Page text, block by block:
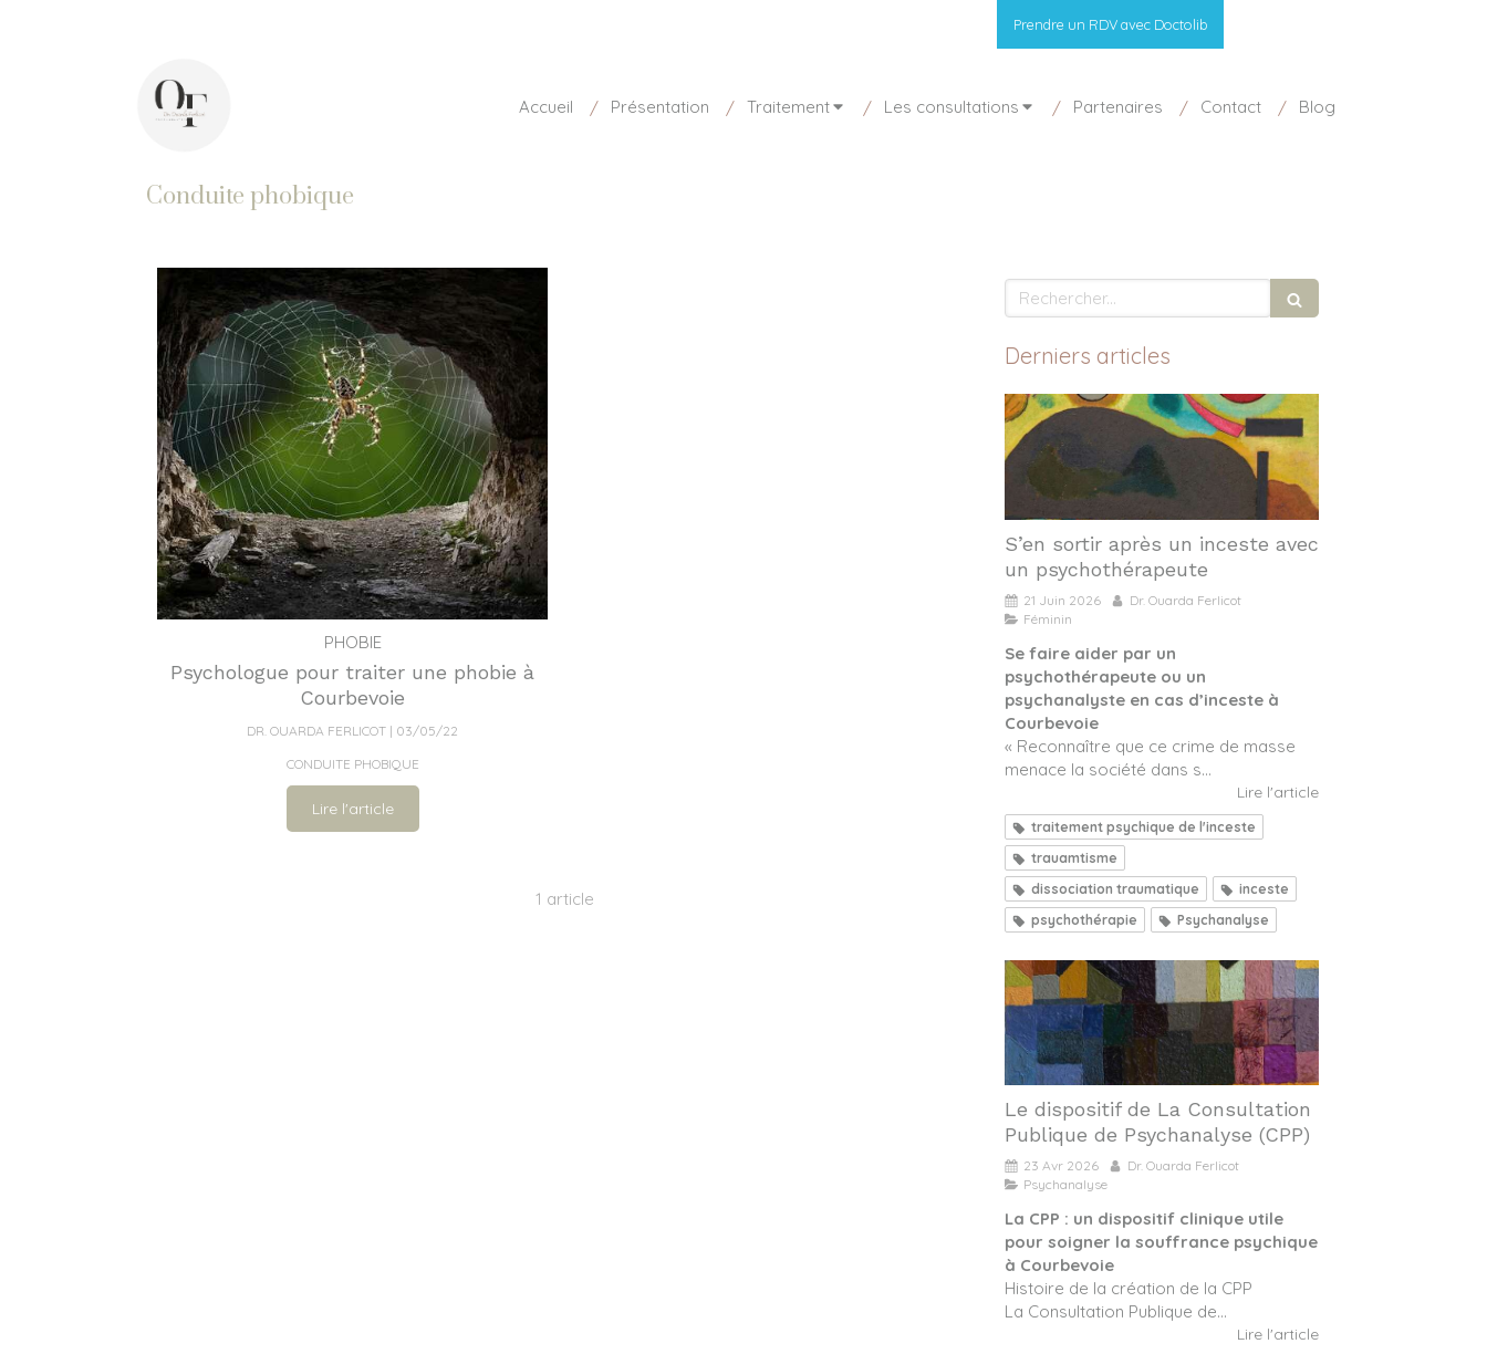
Prendre un RDV avec Doctolib
Accueil Présentation Traitement Les consultations Partenaires Contact Blog
Conduite phobique
PHOBIE
Psychologue pour traiter une phobie à
Courbevoie
DR. OUARDA FERLICOT
03/05/22
CONDUITE PHOBIQUE
Lire l'article
1 article
Rechercher
Derniers articles
S’en sortir après un inceste avec
un psychothérapeute
21 Juin 2026
Dr. Ouarda Ferlicot
Féminin
Se faire aider par un
psychothérapeute ou un
psychanalyste en cas d’inceste à
Courbevoie
« Reconnaître que ce crime de masse
menace la société dans s...
Lire l'article
traitement psychique de l'inceste
trauamtisme
dissociation traumatique
inceste
psychothérapie
Psychanalyse
Le dispositif de La Consultation
Publique de Psychanalyse (CPP)
23 Avr 2026
Dr. Ouarda Ferlicot
Psychanalyse
La CPP : un dispositif clinique utile
pour soigner la souffrance psychique
à Courbevoie
Histoire de la création de la CPP
La Consultation Publique de...
Lire l'article